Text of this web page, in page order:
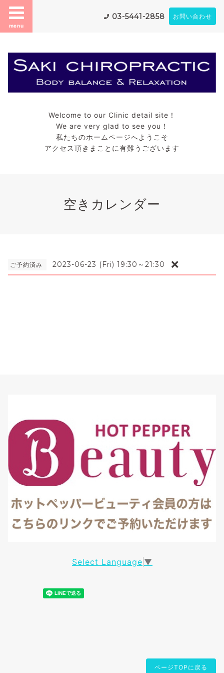
menu
03-5441-2858 お問い合わせ
Welcome to our Clinic detail site！
We are very glad to see you！
私たちのホームページへようこそ
アクセス頂きまことに有難うございます
空きカレンダー
ご予約済み 2023-06-23 (Fri) 19:30～21:30 ❌
Select Language ▼
ページTOPに戻る